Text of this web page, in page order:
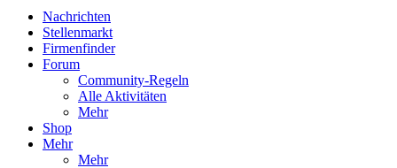
Nachrichten
Stellenmarkt
Firmenfinder
Forum
Community-Regeln
Alle Aktivitäten
Mehr
Shop
Mehr
Mehr